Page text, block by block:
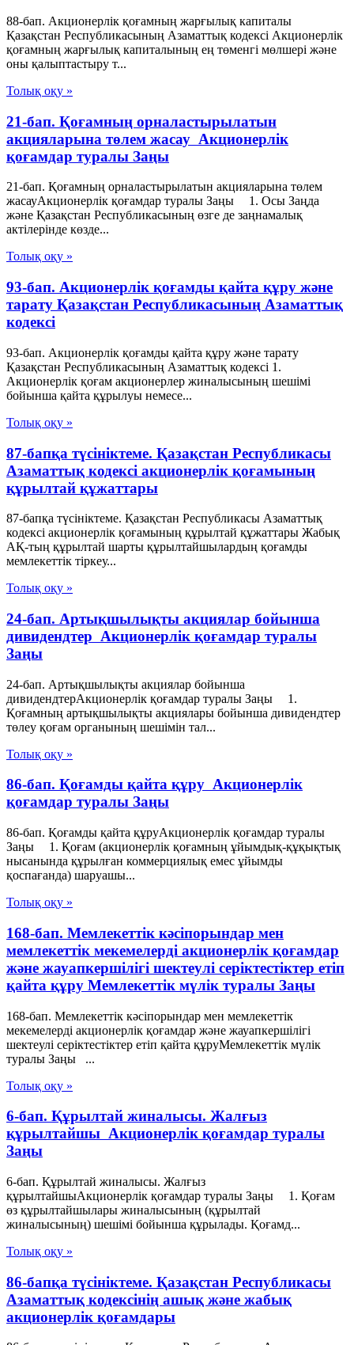
88-бап. Акционерлiк қоғамның жарғылық капиталы
Қазақстан Республикасының Азаматтық кодексi Акционерлiк
қоғамның жарғылық капиталының ең төменгi мөлшерi және
оны қалыптастыру т...
Толық оқу »
21-бап. Қоғамның орналастырылатын
акцияларына төлем жасау Акционерлік
қоғамдар туралы Заңы
21-бап. Қоғамның орналастырылатын акцияларына төлем
жасауАкционерлік қоғамдар туралы Заңы 1. Осы Заңда
және Қазақстан Республикасының өзге де заңнамалық
актілерінде көзде...
Толық оқу »
93-бап. Акционерлiк қоғамды қайта құру және
тарату Қазақстан Республикасының Азаматтық
кодексi
93-бап. Акционерлiк қоғамды қайта құру және тарату
Қазақстан Республикасының Азаматтық кодексi 1.
Акционерлiк қоғам акционерлер жиналысының шешiмi
бойынша қайта құрылуы немесе...
Толық оқу »
87-бапқа түсініктеме. Қазақстан Республикасы
Азаматтық кодексі акционерлік қоғамының
құрылтай құжаттары
87-бапқа түсініктеме. Қазақстан Республикасы Азаматтық
кодексі акционерлік қоғамының құрылтай құжаттары Жабық
АҚ-тың құрылтай шарты құрылтайшылардың қоғамды
мемлекеттік тіркеу...
Толық оқу »
24-бап. Артықшылықты акциялар бойынша
дивидендтер Акционерлік қоғамдар туралы
Заңы
24-бап. Артықшылықты акциялар бойынша
дивидендтерАкционерлік қоғамдар туралы Заңы 1.
Қоғамның артықшылықты акциялары бойынша дивидендтер
төлеу қоғам органының шешімін тал...
Толық оқу »
86-бап. Қоғамды қайта құру Акционерлік
қоғамдар туралы Заңы
86-бап. Қоғамды қайта құруАкционерлік қоғамдар туралы
Заңы 1. Қоғам (акционерлiк қоғамның ұйымдық-құқықтық
нысанында құрылған коммерциялық емес ұйымды
қоспағанда) шаруашы...
Толық оқу »
168-бап. Мемлекеттік кәсіпорындар мен
мемлекеттік мекемелерді акционерлік қоғамдар
және жауапкершілігі шектеулі серіктестіктер етіп
қайта құру Мемлекеттік мүлік туралы Заңы
168-бап. Мемлекеттік кәсіпорындар мен мемлекеттік
мекемелерді акционерлік қоғамдар және жауапкершілігі
шектеулі серіктестіктер етіп қайта құруМемлекеттік мүлік
туралы Заңы ...
Толық оқу »
6-бап. Құрылтай жиналысы. Жалғыз
құрылтайшы Акционерлік қоғамдар туралы
Заңы
6-бап. Құрылтай жиналысы. Жалғыз
құрылтайшыАкционерлік қоғамдар туралы Заңы 1. Қоғам
өз құрылтайшылары жиналысының (құрылтай
жиналысының) шешімі бойынша құрылады. Қоғамд...
Толық оқу »
86-бапқа түсініктеме. Қазақстан Республикасы
Азаматтық кодексінің ашық және жабық
акционерлік қоғамдары